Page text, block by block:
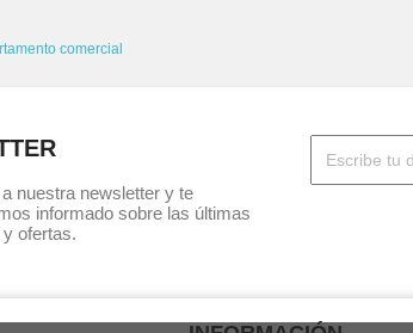
comercial
nuestra newsletter y te
informado sobre las últimas
ofertas.